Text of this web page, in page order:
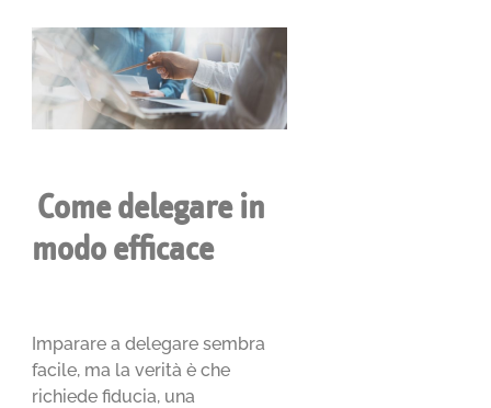
Come delegare in
modo efficace
Imparare a delegare sembra
facile, ma la verità è che
richiede fiducia, una